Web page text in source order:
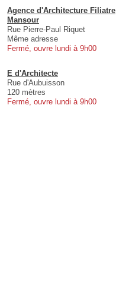
Agence d'Architecture Filiatre
Mansour
Rue Pierre-Paul Riquet
Même adresse
Fermé, ouvre lundi à 9h00
E d'Architecte
Rue d'Aubuisson
120 mètres
Fermé, ouvre lundi à 9h00